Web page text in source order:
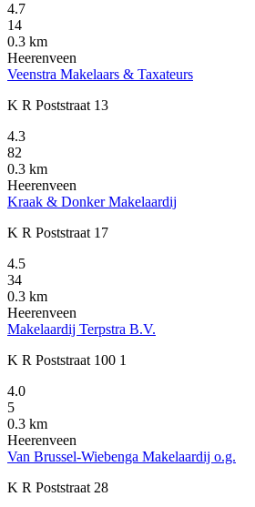
4.7
14
0.3 km
Heerenveen
Veenstra Makelaars & Taxateurs
K R Poststraat 13
4.3
82
0.3 km
Heerenveen
Kraak & Donker Makelaardij
K R Poststraat 17
4.5
34
0.3 km
Heerenveen
Makelaardij Terpstra B.V.
K R Poststraat 100 1
4.0
5
0.3 km
Heerenveen
Van Brussel-Wiebenga Makelaardij o.g.
K R Poststraat 28